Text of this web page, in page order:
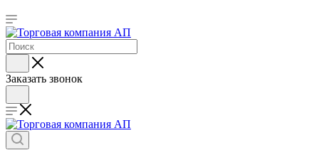
Заказать звонок